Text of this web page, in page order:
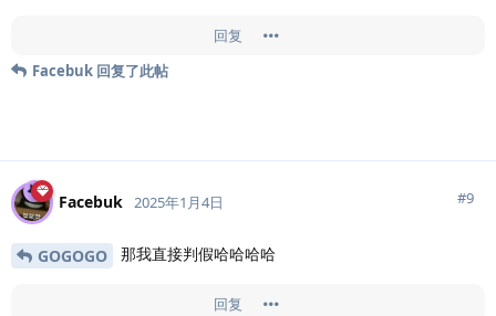
回复
Facebuk 回复了此帖
Facebuk 2025年1月4日 #9
GOGOGO 那我直接判假哈哈哈哈
回复